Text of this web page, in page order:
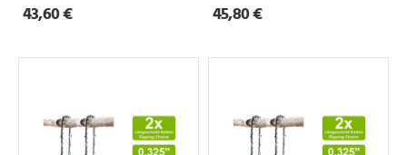
43,60 € 45,80 €
Z
a
n